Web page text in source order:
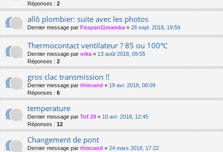
Réponses : 2
allô plombier: suite avec les photos
Dernier message par Foxpan11mamba « 28 sept. 2018, 19:59
Thermocontact ventilateur ? 85 ou 100℃
Dernier message par orka « 13 août 2018, 09:55
Réponses : 2
gros clac transmission !!
Dernier message par thiecand « 19 avr. 2018, 08:09
Réponses : 6
temperature
Dernier message par Tof 29 « 10 avr. 2018, 12:45
Réponses : 12
Changement de pont
Dernier message par thiecand « 24 mars 2018, 17:22